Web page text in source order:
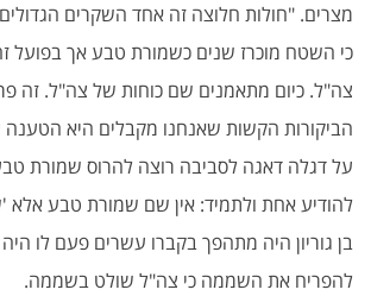
מצרים. "חולות חלוצה זה אחד השקרים
כי השטח מוכרז שנים כשמורת טבע אך
צה"ל. כיום מתאמנים שם כוחות של צה"ל. זה
הביקורות הקשות שאנחנו מקבלים היא
על דגלה דאגה לסביבה רוצה להרוס שמורת
להודיע אחת ולתמיד: אין שם שמורת טבע אלא
בן גוריון היה מתהפך בקברו עשרים פעם לו
להפריח את השממה כי צה"ל שולט בשממה.